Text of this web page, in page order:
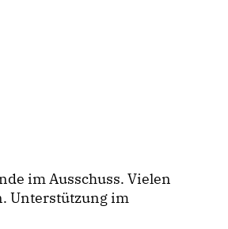
im Ausschuss. Vielen
Unterstützung im